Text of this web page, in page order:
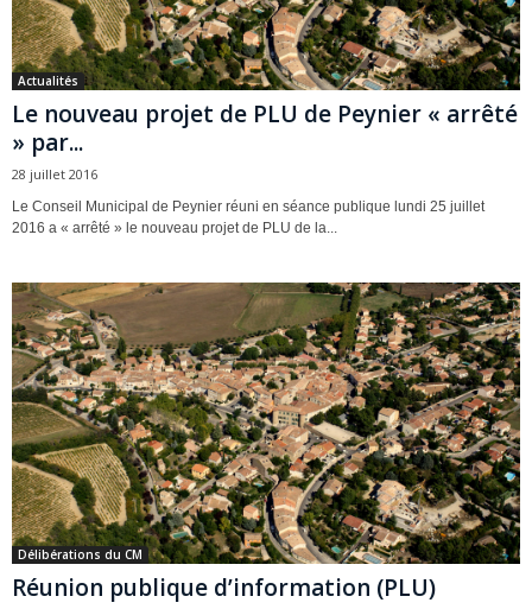
Actualités
Le nouveau projet de PLU de Peynier « arrêté
» par...
28 juillet 2016
Le Conseil Municipal de Peynier réuni en séance publique lundi 25 juillet
2016 a « arrêté » le nouveau projet de PLU de la...
Délibérations du CM
Réunion publique d’information (PLU)